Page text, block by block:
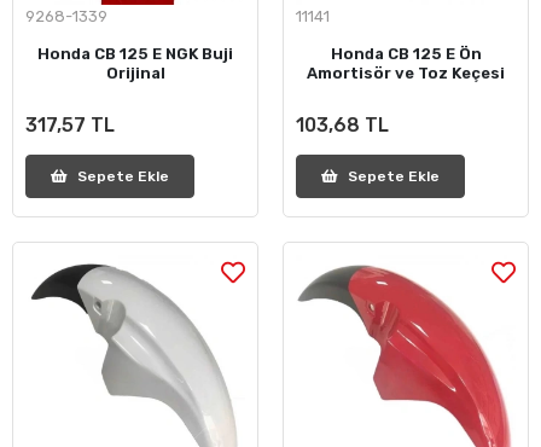
9268-1339
Honda CB 125 E NGK Buji
Orijinal
317,57 TL
Sepete Ekle
11141
Honda CB 125 E Ön
Amortisör ve Toz Keçesi
103,68 TL
Sepete Ekle